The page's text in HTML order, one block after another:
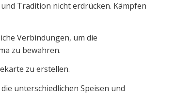
Tradition nicht erdrücken. Kämpfen
Verbindungen, um die
zu bewahren.
zu erstellen.
unterschiedlichen Speisen und